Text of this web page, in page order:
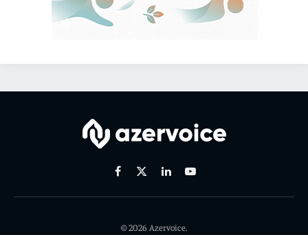
Facebook
X
LinkedinYoutube
© 2026 Azervoice.